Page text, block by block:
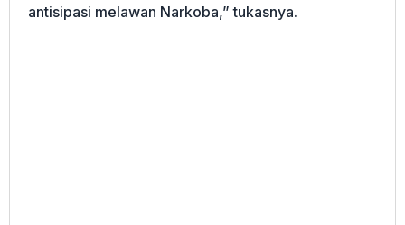
antisipasi melawan Narkoba,” tukasnya.